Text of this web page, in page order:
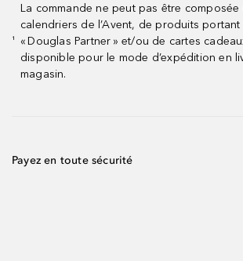
¹
La commande ne peut pas être composée
calendriers de l’Avent, de produits portant
« Douglas Partner » et/ou de cartes
disponible pour le mode d’expédition en
magasin.
Payez en toute sécurité